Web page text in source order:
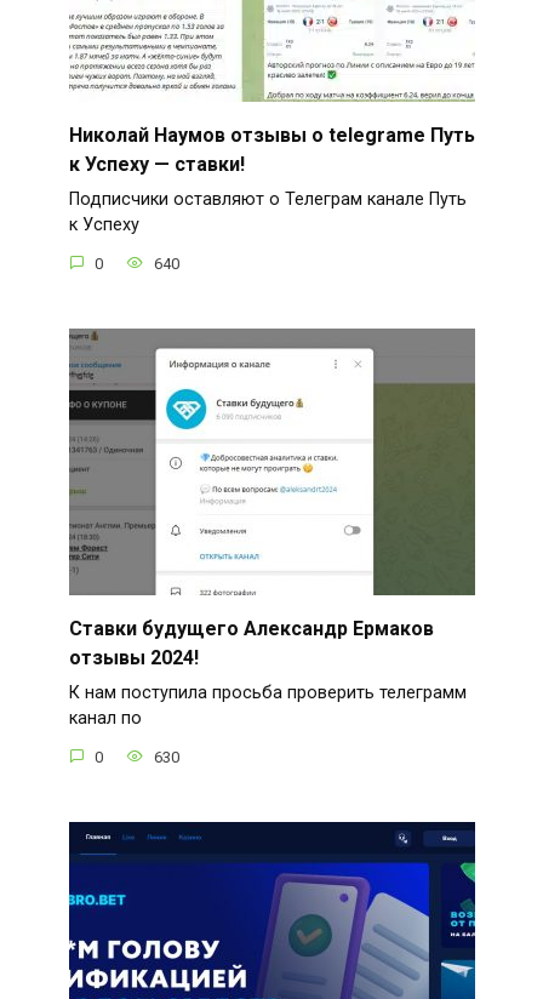
Николай Наумов отзывы о telegrame Путь
к Успеху — ставки!
Подписчики оставляют о Телеграм канале Путь
к Успеху
0 640
Ставки будущего Александр Ермаков
отзывы 2024!
К нам поступила просьба проверить телеграмм
канал по
0 630